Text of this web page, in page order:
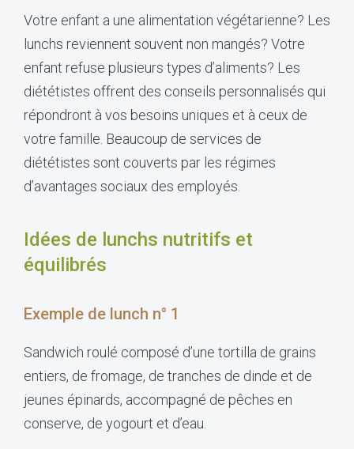
Votre enfant a une alimentation végétarienne? Les
lunchs reviennent souvent non mangés? Votre
enfant refuse plusieurs types d’aliments? Les
diététistes offrent des conseils personnalisés qui
répondront à vos besoins uniques et à ceux de
votre famille. Beaucoup de services de
diététistes sont couverts par les régimes
d’avantages sociaux des employés.
Idées de lunchs nutritifs et
équilibrés
Exemple de lunch n° 1
Sandwich roulé composé d’une tortilla de grains
entiers, de fromage, de tranches de dinde et de
jeunes épinards, accompagné de pêches en
conserve, de yogourt et d’eau.